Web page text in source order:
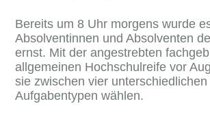
Bereits um 8 Uhr morgens wurde
Absolventinnen und Absolventen
ernst. Mit der angestrebten
allgemeinen Hochschulreife vor
sie zwischen vier unterschiedlichen
Aufgabentypen wählen.